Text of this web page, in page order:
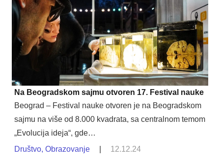
Na Beogradskom sajmu otvoren 17. Festival nauke
Beograd – Festival nauke otvoren je na Beogradskom
sajmu na više od 8.000 kvadrata, sa centralnom temom
„Evolucija ideja“, gde…
Društvo, Obrazovanje 12.12.24